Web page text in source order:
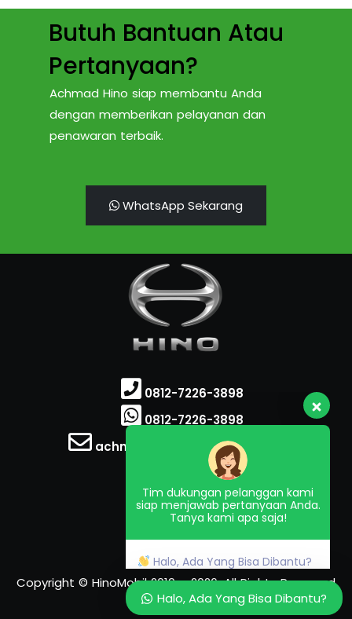
Butuh Bantuan Atau
Pertanyaan?
Achmad Hino siap membantu Anda
dengan memberikan pelayanan dan
penawaran terbaik.
WhatsApp Sekarang
0812-7226-3898
0812-7226-3898
achmadsaputra86@gmail.com
Hino 500
Hino Bus
Copyright © HinoMobil 2019 – 2026. All Rights Reserved
Tim dukungan pelanggan kami
siap menjawab pertanyaan Anda.
Tanya kami apa saja!
Halo, Ada Yang Bisa Dibantu?
Halo, Ada Yang Bisa Dibantu?